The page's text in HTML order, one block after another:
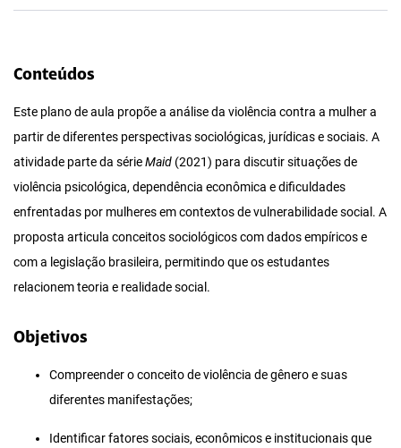
Conteúdos
Este plano de aula propõe a análise da violência contra a mulher a
partir de diferentes perspectivas sociológicas, jurídicas e sociais. A
atividade parte da sérieMaid (2021) para discutir situações de
violência psicológica, dependência econômica e dificuldades
enfrentadas por mulheres em contextos de vulnerabilidade social. A
proposta articula conceitos sociológicos com dados empíricos e
com a legislação brasileira, permitindo que os estudantes
relacionem teoria e realidade social.
Objetivos
Compreender o conceito de violência de gênero e suas
diferentes manifestações;
Identificar fatores sociais, econômicos e institucionais que